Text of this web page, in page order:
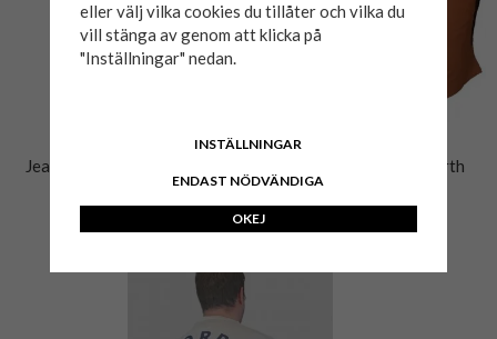
Jeansshorts RICK CON 132
Friluftsshorts True North
eller välj vilka cookies du tillåter och vilka du
vill stänga av genom att klicka på
"Inställningar" nedan.
INSTÄLLNINGAR
ENDAST NÖDVÄNDIGA
OKEJ